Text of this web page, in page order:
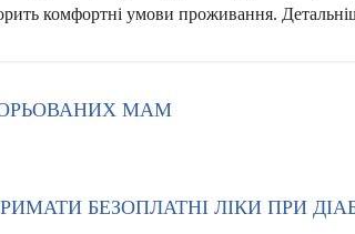
комфортні умови проживання.
МАМ
БЕЗОПЛАТНІ ЛІКИ ПРИ